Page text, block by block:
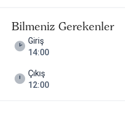
Bilmeniz Gerekenler
Giriş
14:00
Çıkış
12:00